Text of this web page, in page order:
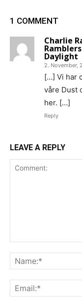
1 COMMENT
Charlie
Daylight
2. November,
[…] Vi har
våre Dust
her. […]
Reply
LEAVE A REPLY